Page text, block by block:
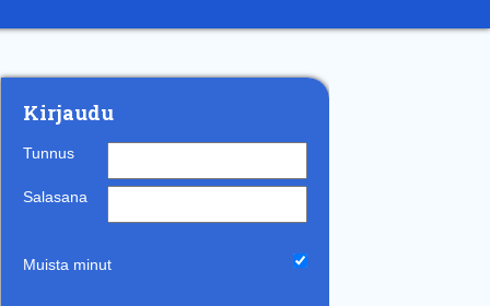
Kirjaudu
Tunnus
Salasana
Muista minut